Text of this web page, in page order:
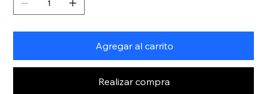
Agregar al carrito
Realizar compra